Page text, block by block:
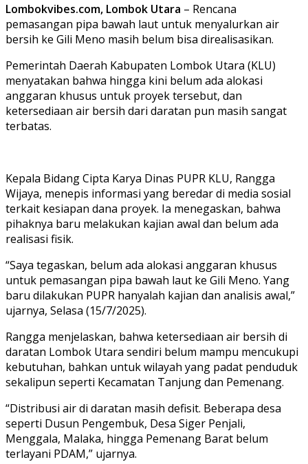
Lombokvibes.com, Lombok Utara – Rencana
pemasangan pipa bawah laut untuk menyalurkan air
bersih ke Gili Meno masih belum bisa direalisasikan.
Pemerintah Daerah Kabupaten Lombok Utara (KLU)
menyatakan bahwa hingga kini belum ada alokasi
anggaran khusus untuk proyek tersebut, dan
ketersediaan air bersih dari daratan pun masih sangat
terbatas.
Kepala Bidang Cipta Karya Dinas PUPR KLU, Rangga
Wijaya, menepis informasi yang beredar di media sosial
terkait kesiapan dana proyek. Ia menegaskan, bahwa
pihaknya baru melakukan kajian awal dan belum ada
realisasi fisik.
“Saya tegaskan, belum ada alokasi anggaran khusus
untuk pemasangan pipa bawah laut ke Gili Meno. Yang
baru dilakukan PUPR hanyalah kajian dan analisis awal,”
ujarnya, Selasa (15/7/2025).
Rangga menjelaskan, bahwa ketersediaan air bersih di
daratan Lombok Utara sendiri belum mampu mencukupi
kebutuhan, bahkan untuk wilayah yang padat penduduk
sekalipun seperti Kecamatan Tanjung dan Pemenang.
“Distribusi air di daratan masih defisit. Beberapa desa
seperti Dusun Pengembuk, Desa Siger Penjali,
Menggala, Malaka, hingga Pemenang Barat belum
terlayani PDAM,” ujarnya.